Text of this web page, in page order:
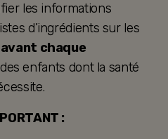
les informations
d’ingrédients sur les
avant chaque
enfants dont la santé
: